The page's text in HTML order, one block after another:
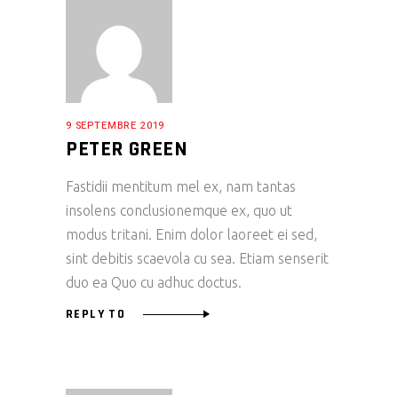
9 SEPTEMBRE 2019
PETER GREEN
Fastidii mentitum mel ex, nam tantas
insolens conclusionemque ex, quo ut
modus tritani. Enim dolor laoreet ei sed,
sint debitis scaevola cu sea. Etiam senserit
duo ea Quo cu adhuc doctus.
REPLY TO